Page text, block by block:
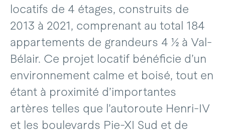
locatifs de 4 étages, construits de
2013 à 2021, comprenant au total 184
appartements de grandeurs 4 ½ à Val-
Bélair. Ce projet locatif bénéficie d’un
environnement calme et boisé, tout en
étant à proximité d’importantes
artères telles que l’autoroute Henri-IV
et les boulevards Pie-XI Sud et de